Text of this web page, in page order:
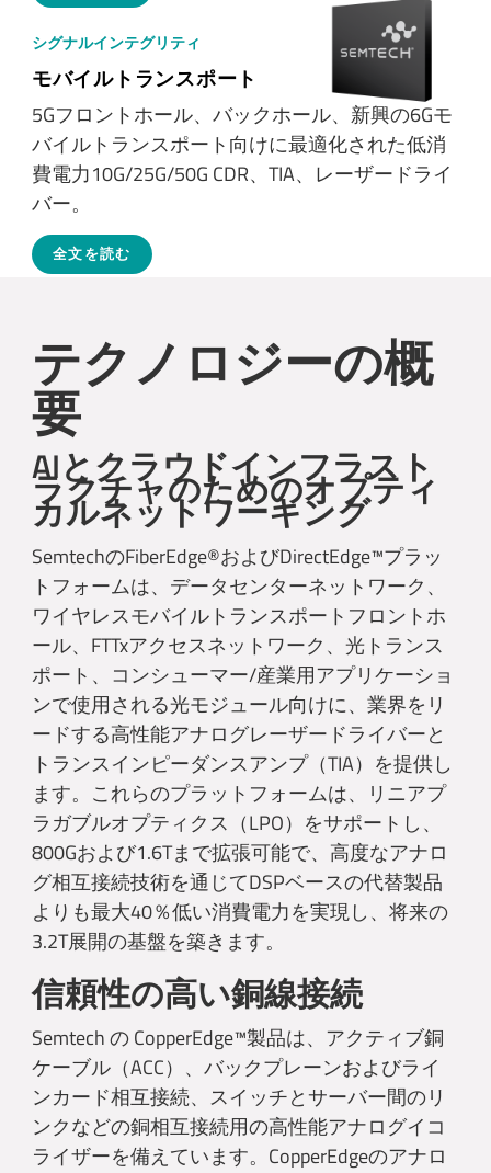
シグナルインテグリティ
モバイルトランスポート
5Gフロントホール、バックホール、新興の6Gモ
バイルトランスポート向けに最適化された低消
費電力10G/25G/50G CDR、TIA、レーザードライ
バー。
全文を読む
テクノロジーの概
要
AIとクラウドインフラスト
ラクチャのためのオプティ
カルネットワーキング
SemtechのFiberEdge®およびDirectEdge™プラッ
トフォームは、データセンターネットワーク、
ワイヤレスモバイルトランスポートフロントホ
ール、FTTxアクセスネットワーク、光トランス
ポート、コンシューマー/産業用アプリケーショ
ンで使用される光モジュール向けに、業界をリ
ードする高性能アナログレーザードライバーと
トランスインピーダンスアンプ（TIA）を提供し
ます。これらのプラットフォームは、リニアプ
ラガブルオプティクス（LPO）をサポートし、
800Gおよび1.6Tまで拡張可能で、高度なアナロ
グ相互接続技術を通じてDSPベースの代替製品
よりも最大40％低い消費電力を実現し、将来の
3.2T展開の基盤を築きます。
信頼性の高い銅線接続
Semtech の CopperEdge™製品は、アクティブ銅
ケーブル（ACC）、バックプレーンおよびライ
ンカード相互接続、スイッチとサーバー間のリ
ンクなどの銅相互接続用の高性能アナログイコ
ライザーを備えています。CopperEdgeのアナロ